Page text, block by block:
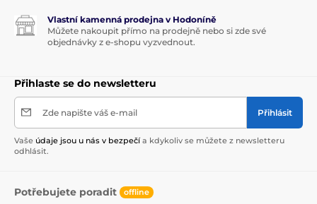
Vlastní kamenná prodejna v Hodoníně
Můžete nakoupit přímo na prodejně nebo si zde své
objednávky z e-shopu vyzvednout.
Přihlaste se do newsletteru
Zde napište váš e-mail Přihlásit
Vaše údaje jsou u nás v bezpečí a kdykoliv se můžete z newsletteru
odhlásit.
Potřebujete poradit offline